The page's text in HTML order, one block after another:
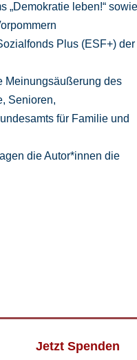
„Demokratie leben!“ sowie
Plus (ESF+) der
Meinungsäußerung des
Senioren,
für Familie und
die Autor*innen die
Jetzt Spenden